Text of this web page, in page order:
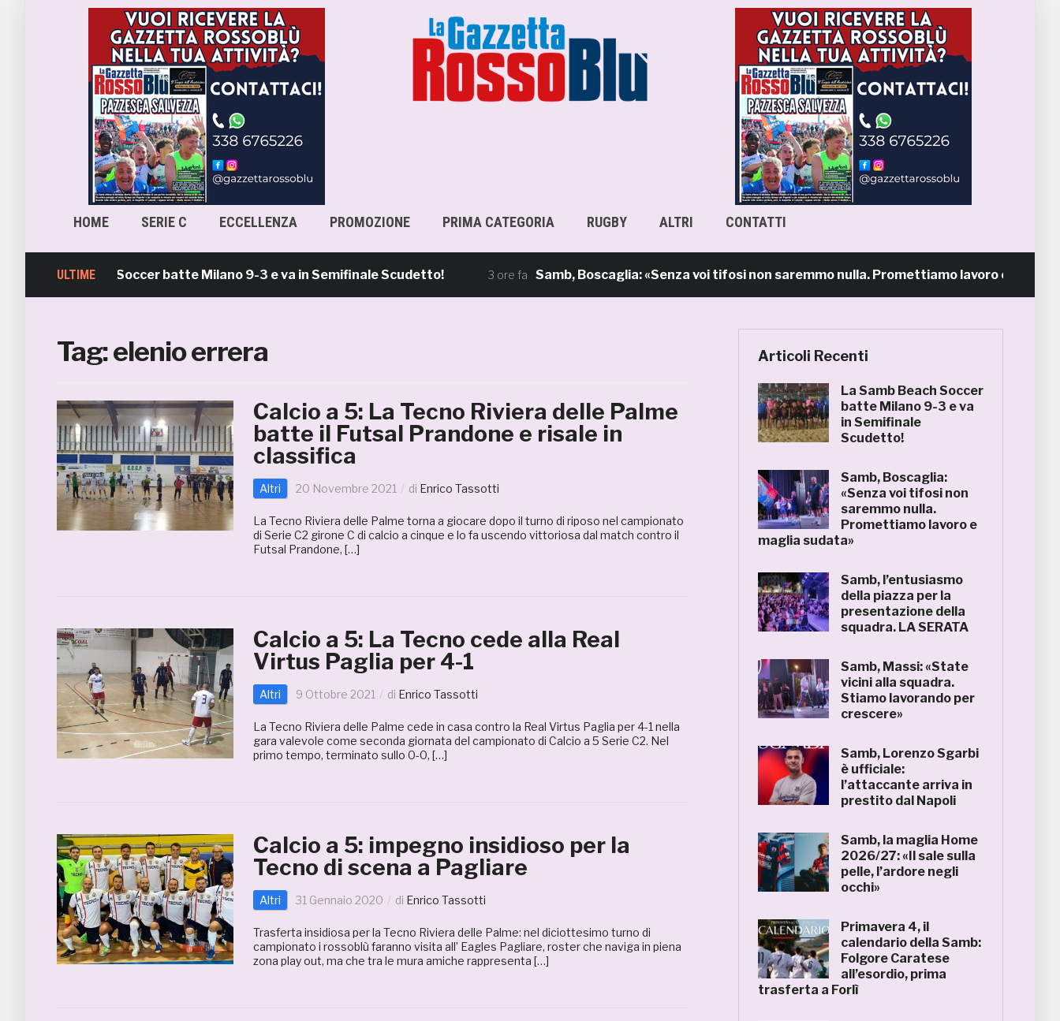
HOME SERIE C ECCELLENZA PROMOZIONE PRIMA CATEGORIA RUGBY ALTRI CONTATTI
ULTIME
Samb Beach Soccer batte Milano 9-3 e va in Semifinale Scudetto! 3 ore fa Samb, Boscaglia: «Senza voi tifosi non saremmo nulla. Promettiamo lavoro e maglia
Tag:elenio errera
Calcio a 5: La Tecno Riviera delle Palme
batte il Futsal Prandone e risale in
classifica
Altri 20 Novembre 2021 di Enrico Tassotti
La Tecno Riviera delle Palme torna a giocare dopo il turno di riposo nel campionato
di Serie C2 girone C di calcio a cinque e lo fa uscendo vittoriosa dal match contro il
Futsal Prandone, […]
Calcio a 5: La Tecno cede alla Real
Virtus Paglia per 4-1
Altri 9 Ottobre 2021 di Enrico Tassotti
La Tecno Riviera delle Palme cede in casa contro la Real Virtus Paglia per 4-1 nella
gara valevole come seconda giornata del campionato di Calcio a 5 Serie C2. Nel
primo tempo, terminato sullo 0-0, […]
Calcio a 5: impegno insidioso per la
Tecno di scena a Pagliare
Altri 31 Gennaio 2020 di Enrico Tassotti
Trasferta insidiosa per la Tecno Riviera delle Palme: nel diciottesimo turno di
campionato i rossoblù faranno visita all’ Eagles Pagliare, roster che naviga in piena
zona play out, ma che tra le mura amiche rappresenta […]
Articoli Recenti
La Samb Beach Soccer
batte Milano 9-3 e va
in Semifinale
Scudetto!
Samb, Boscaglia:
«Senza voi tifosi non
saremmo nulla.
Promettiamo lavoro e
maglia sudata»
Samb, l’entusiasmo
della piazza per la
presentazione della
squadra. LA SERATA
Samb, Massi: «State
vicini alla squadra.
Stiamo lavorando per
crescere»
Samb, Lorenzo Sgarbi
è ufficiale:
l’attaccante arriva in
prestito dal Napoli
Samb, la maglia Home
2026/27: «Il sale sulla
pelle, l’ardore negli
occhi»
Primavera 4, il
calendario della Samb:
Folgore Caratese
all’esordio, prima
trasferta a Forlì